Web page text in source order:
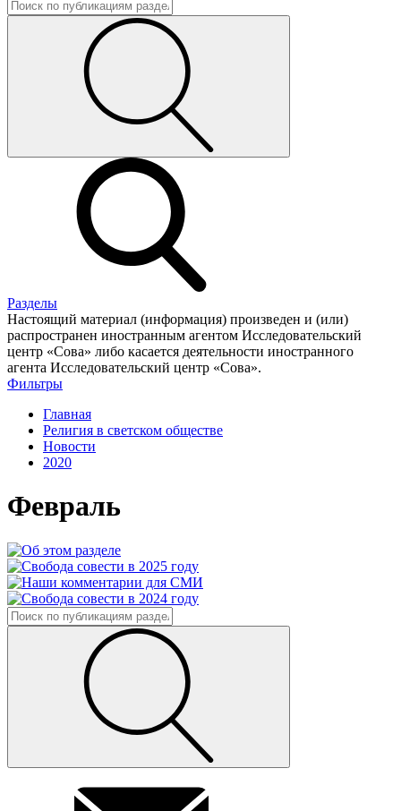
Разделы
Настоящий материал (информация) произведен и (или)
распространен иностранным агентом Исследовательский
центр «Сова» либо касается деятельности иностранного
агента Исследовательский центр «Сова».
Фильтры
Главная
Религия в светском обществе
Новости
2020
Февраль